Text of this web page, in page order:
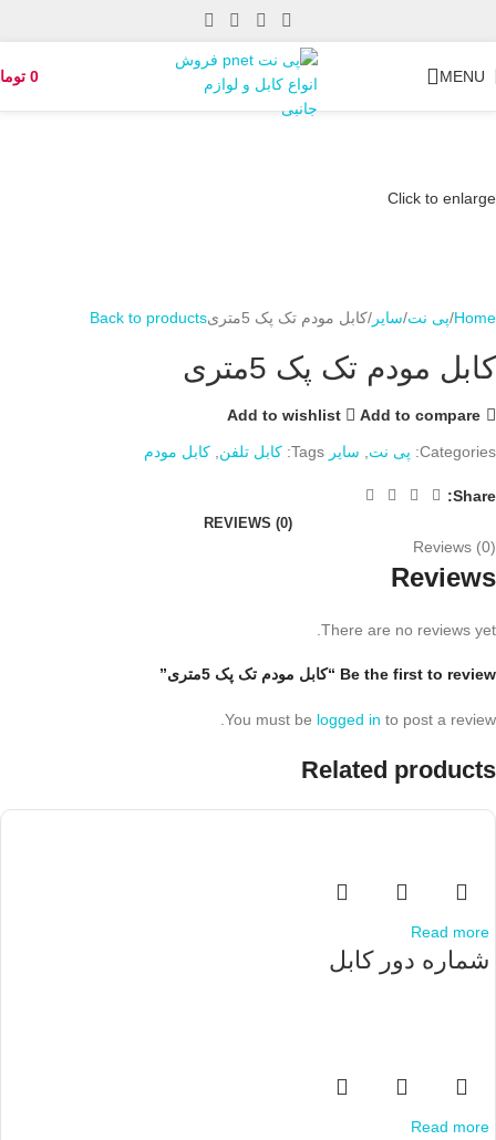
MENU
0
Click to enlarge
Home پی نت سایر کابل مودم تک پک 5متری Back to products
کابل مودم تک پک 5متری
Add to compare
Add to wishlist
Categories: پی نت, سایر Tags: کابل تلفن, کابل مودم
Share:
REVIEWS (0)
Reviews (0)
Reviews
There are no reviews yet.
Be the first to review “کابل مودم تک پک 5متری”
You must be logged in to post a review.
Related products
Read more
شماره دور کابل
Read more